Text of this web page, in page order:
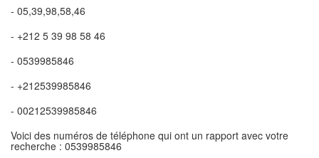
- 05,39,98,58,46
- +212 5 39 98 58 46
- 0539985846
- +212539985846
- 00212539985846
Voici des numéros de téléphone qui ont un rapport avec votre
recherche : 0539985846